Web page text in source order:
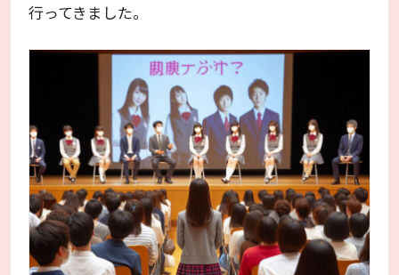
行ってきました。